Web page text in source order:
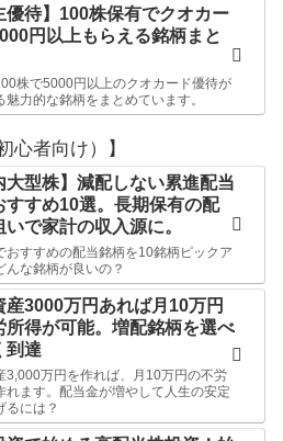
優待】100株保有でクオカー
円以上もらえる銘柄まと
株で5000円以上のクオカード優待が
魅力的な銘柄をまとめています。
心者向け）】
大型株】減配しない累進配当
すすめ10選。長期保有の配
いで家計の収入源に。
おすすめの配当銘柄を10銘柄ピックア
んな銘柄が良いの？
産3000万円あれば月10万円
所得が可能。増配銘柄を選べ
到達
3,000万円を作れば、月10万円の不労
れます。配当金が増やして人生の安定
るには？